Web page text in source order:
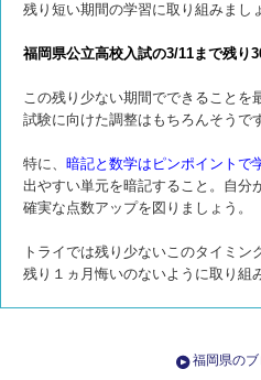
残り短い期間の学習に取り組みまし
福岡県公立高校入試の3/11まで残り
この残り少ない期間でできることを
試験に向けた調整はもちろんそうで
特に、 暗記と数学はピンポイントで
出やすい単元を暗記すること。自分
確実な点数アップを図りましょう。
トライでは残り少ないこのタイミ
残り１ヵ月悔いのないように取り組
福岡県の